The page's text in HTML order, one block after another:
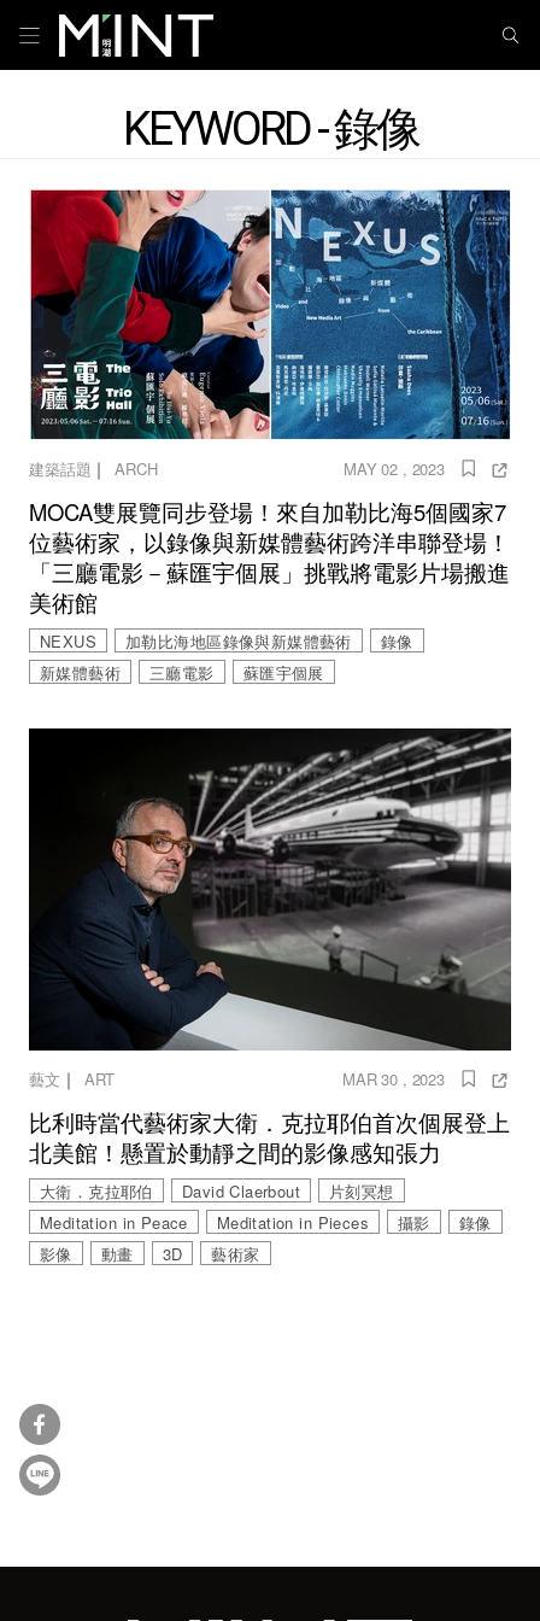
KEYWORD - 錄像
建築話題 ｜ARCH MAY 02 , 2023
MOCA雙展覽同步登場！來自加勒比海5個國家7
位藝術家，以錄像與新媒體藝術跨洋串聯登場！
「三廳電影－蘇匯宇個展」挑戰將電影片場搬進
美術館
NEXUS 加勒比海地區錄像與新媒體藝術
錄像
新媒體藝術
三廳電影 蘇匯宇個展
藝文 ｜ ART MAR 30 , 2023
比利時當代藝術家大衛．克拉耶伯首次個展登上
北美館！懸置於動靜之間的影像感知張力
大衛．克拉耶伯 David Claerbout
片刻冥想
Meditation in Peace
Meditation in Pieces 攝影
錄像
影像
動畫 3D 藝術家